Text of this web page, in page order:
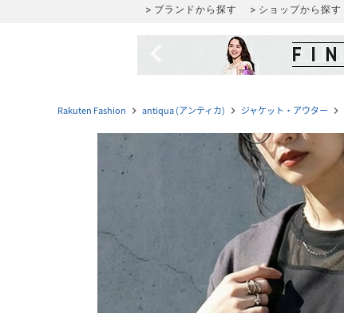
ブランドから探す ショップから探す
Rakuten Fashion navigate_next antiqua (アンティカ) navigate_next ジャケット・アウター navigate_next